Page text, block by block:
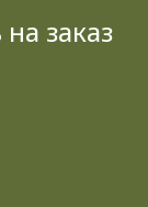
заказ